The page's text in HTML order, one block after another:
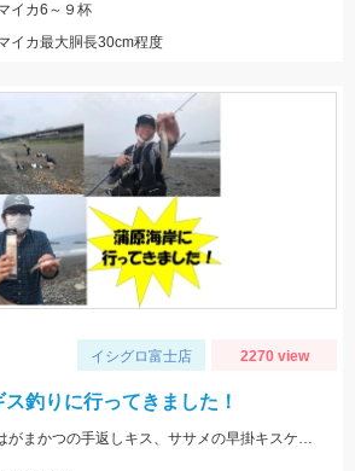
イカ6～９杯
イカ最大胴長30cm程度
イシグロ富士店 2270 view
釣りに行ってきました！
オモリは5～7号、仕掛けはがまかつの手返しキス、ササメの早掛キスケイムラジェットを使用しました！